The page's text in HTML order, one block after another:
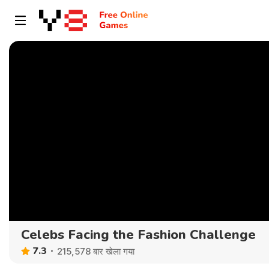
Celebs Facing the Fashion Challenge
7.3 215,578 बार खेला गया